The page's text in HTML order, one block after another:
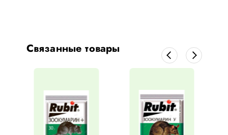
Связанные товары